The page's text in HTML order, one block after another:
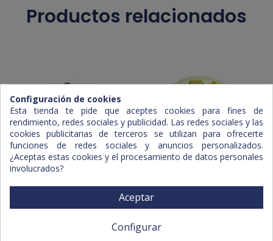
Productos relacionados
Brócoli I.Q.F. Col Romanesco
Configuración de cookies
Esta tienda te pide que aceptes cookies para fines de
rendimiento, redes sociales y publicidad. Las redes sociales y las
cookies publicitarias de terceros se utilizan para ofrecerte
funciones de redes sociales y anuncios personalizados.
¿Aceptas estas cookies y el procesamiento de datos personales
involucrados?
Aceptar
Configurar